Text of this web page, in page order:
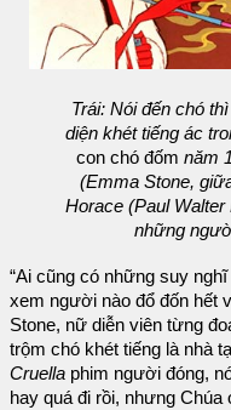
Trái: Nói đến chó
diện khét tiếng ác
con chó đốm năm
(Emma Stone,
Horace (Paul
những
“Ai cũng có những suy
xem người nào đổ đốn hết
Stone, nữ diễn viên từng
trộm chó khét tiếng là nhà
Cruella phim người đóng,
hay quá đi rồi, nhưng